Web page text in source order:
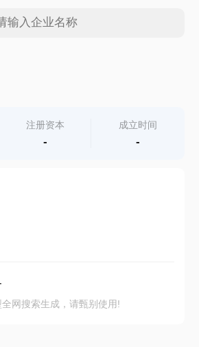
注册资本
-
成立时间
-
网搜索生成，请甄别使用!